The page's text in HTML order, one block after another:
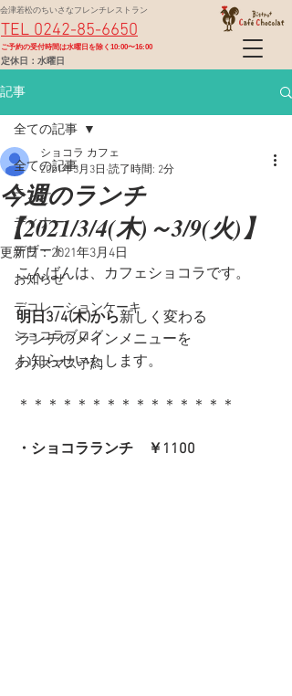
定休日：水曜日
TEL 0242-85-6650
会津若松のちいさなフレンチレストラン
​ご予約の受付時間は水曜日を除く10:00〜16:00
記事
全ての記事
ランチ
ディナー
デザート
お知らせ
デコレーションケーキ
ショコラブログ
クリスマス予約
全ての記事
今週のランチ
【2021/3/4(木)～3/9(火)】
ショコラ カフェ
2021年3月3日 読了時間: 2分
更新日：2021年3月4日
こんばんは、カフェショコラです。
明日3/4(木)から新しく変わる
ランチのメインメニューを
お知らせいたします。
＊＊＊＊＊＊＊＊＊＊＊＊＊＊＊
・ショコラランチ　￥1100